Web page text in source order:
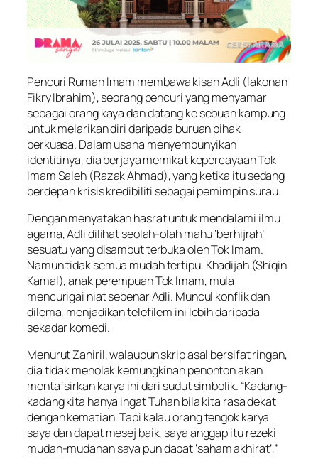
Pencuri Rumah Imam membawa kisah Adli (lakonan
Fikry Ibrahim), seorang pencuri yang menyamar
sebagai orang kaya dan datang ke sebuah kampung
untuk melarikan diri daripada buruan pihak
berkuasa. Dalam usaha menyembunyikan
identitinya, dia berjaya memikat kepercayaan Tok
Imam Saleh (Razak Ahmad), yang ketika itu sedang
berdepan krisis kredibiliti sebagai pemimpin surau.
Dengan menyatakan hasrat untuk mendalami ilmu
agama, Adli dilihat seolah-olah mahu ‘berhijrah’
sesuatu yang disambut terbuka oleh Tok Imam.
Namun tidak semua mudah tertipu. Khadijah (Shiqin
Kamal), anak perempuan Tok Imam, mula
mencurigai niat sebenar Adli. Muncul konflik dan
dilema, menjadikan telefilem ini lebih daripada
sekadar komedi.
Menurut Zahiril, walaupun skrip asal bersifat ringan,
dia tidak menolak kemungkinan penonton akan
mentafsirkan karya ini dari sudut simbolik. “Kadang-
kadang kita hanya ingat Tuhan bila kita rasa dekat
dengan kematian. Tapi kalau orang tengok karya
saya dan dapat mesej baik, saya anggap itu rezeki
mudah-mudahan saya pun dapat ‘saham akhirat’,”